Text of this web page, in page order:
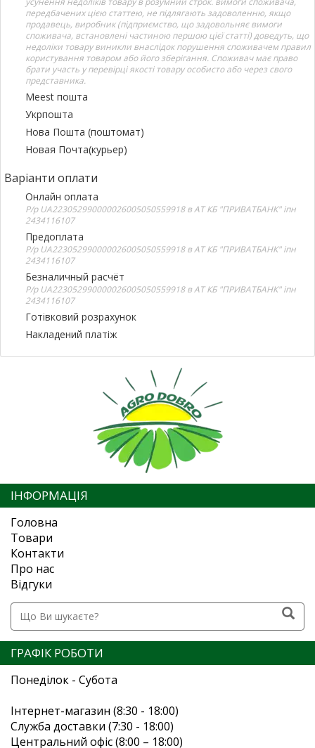
передбачених цією статтею, не підлягають задоволенню, якщо
продавець, виробник (підприємство, що задовольняє вимоги
споживача, встановлені частиною першою цієї статті) доведуть, що
недоліки товару виникли внаслідок порушення споживачем правил
користування товаром або його зберігання. Споживач має право
брати участь у перевірці якості товару особисто або через свого
представника.
Meest пошта
Укрпошта
Нова Пошта (поштомат)
Новая Почта(курьер)
Варіанти оплати
Онлайн оплата
Р/р UA223052990000026005050559918 в АТ КБ "ПРИВАТБАНК" іпн
2434116107
Предоплата
Р/р UA223052990000026005050559918 в АТ КБ "ПРИВАТБАНК" іпн
2434116107
Безналичный расчёт
Р/р UA223052990000026005050559918 в АТ КБ "ПРИВАТБАНК" іпн
2434116107
Готівковий розрахунок
Накладений платіж
ІНФОРМАЦІЯ
Головна
Товари
Контакти
Про нас
Відгуки
ГРАФІК РОБОТИ
Понеділок - Субота
Інтернет-магазин (8:30 - 18:00)
Служба доставки (7:30 - 18:00)
Центральний офіс (8:00 – 18:00)